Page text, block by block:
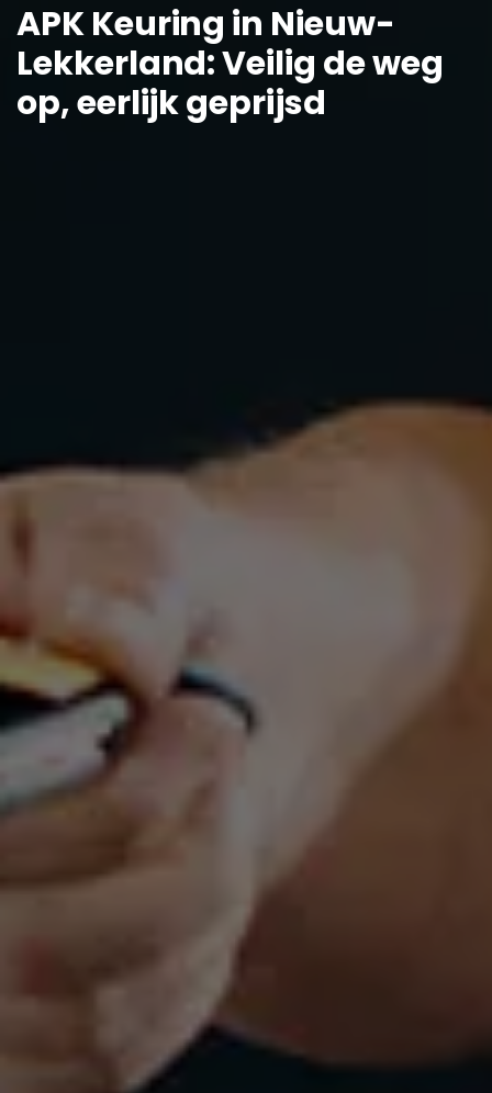
APK Keuring in Nieuw-
Lekkerland: Veilig de weg
op, eerlijk geprijsd